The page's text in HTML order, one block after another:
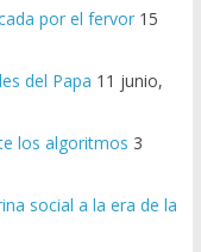
por el fervor 15
del Papa 11 junio,
los algoritmos 3
social a la era de la